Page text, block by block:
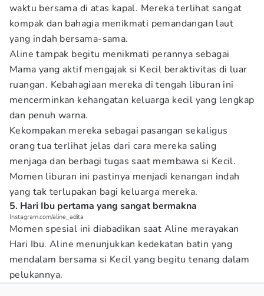
waktu bersama di atas kapal. Mereka terlihat sangat
kompak dan bahagia menikmati pemandangan laut
yang indah bersama-sama.
Aline tampak begitu menikmati perannya sebagai
Mama yang aktif mengajak si Kecil beraktivitas di luar
ruangan. Kebahagiaan mereka di tengah liburan ini
mencerminkan kehangatan keluarga kecil yang lengkap
dan penuh warna.
Kekompakan mereka sebagai pasangan sekaligus
orang tua terlihat jelas dari cara mereka saling
menjaga dan berbagi tugas saat membawa si Kecil.
Momen liburan ini pastinya menjadi kenangan indah
yang tak terlupakan bagi keluarga mereka.
5. Hari Ibu pertama yang sangat bermakna
Instagram.com/aline_adita
Momen spesial ini diabadikan saat Aline merayakan
Hari Ibu. Aline menunjukkan kedekatan batin yang
mendalam bersama si Kecil yang begitu tenang dalam
pelukannya.